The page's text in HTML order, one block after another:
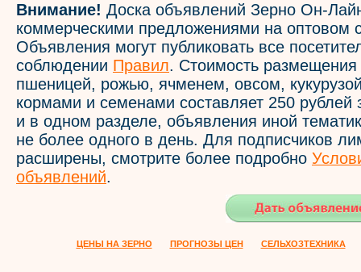
Внимание! Доска объявлений Зерно Он-
коммерческими предложениями на оптовом
Объявления могут публиковать все
соблюдении Правил. Стоимость
пшеницей, рожью, ячменем, овсом,
кормами и семенами составляет 250 рублей
и в одном разделе, объявления иной
не более одного в день. Для подписчиков
расширены, смотрите более подробно
объявлений.
ЦЕНЫ НА ЗЕРНО ПРОГНОЗЫ ЦЕН СЕЛЬХОЗТЕХНИКА